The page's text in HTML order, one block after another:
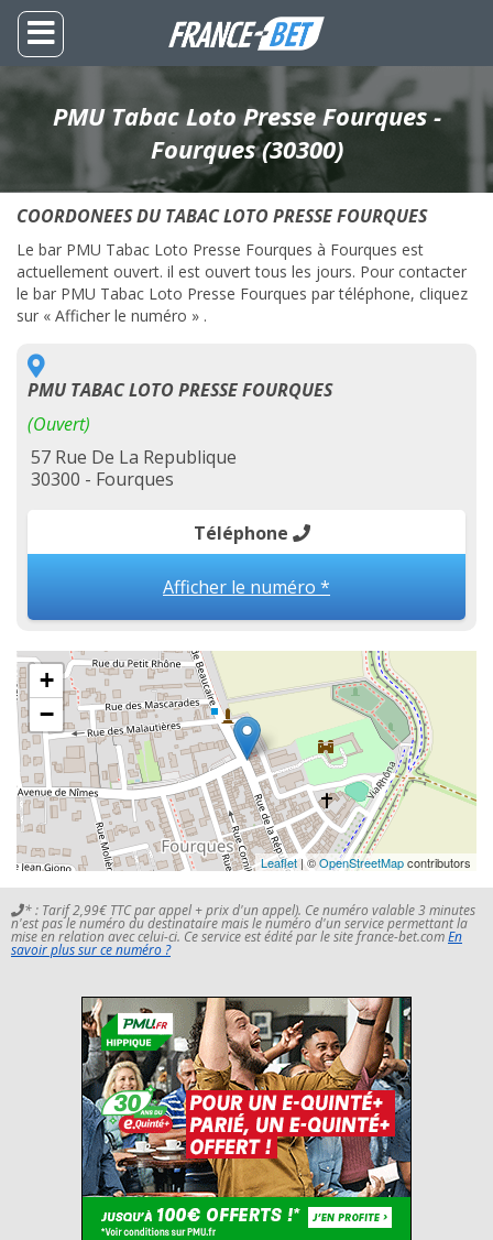
PMU Tabac Loto Presse Fourques -
Fourques (30300)
COORDONEES DU TABAC LOTO PRESSE FOURQUES
Le bar PMU Tabac Loto Presse Fourques à Fourques est
actuellement ouvert. il est ouvert tous les jours. Pour contacter
le bar PMU Tabac Loto Presse Fourques par téléphone, cliquez
sur « Afficher le numéro » .
PMU TABAC LOTO PRESSE FOURQUES
(Ouvert)
57 Rue De La Republique
30300 - Fourques
Téléphone
Afficher le numéro *
+
−
Leaflet| ©OpenStreetMapcontributors
* : Tarif 2,99€ TTC par appel + prix d'un appel). Ce numéro valable 3 minutes
n'est pas le numéro du destinataire mais le numéro d'un service permettant la
mise en relation avec celui-ci. Ce service est édité par le site france-bet.comEn
savoir plus sur ce numéro ?